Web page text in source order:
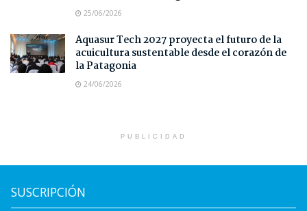
25/06/2026
Aquasur Tech 2027 proyecta el futuro de la
acuicultura sustentable desde el corazón de
la Patagonia
24/06/2026
PUBLICIDAD
SUSCRIPCIÓN